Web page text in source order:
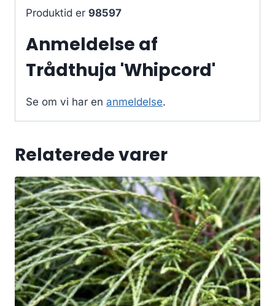
Produktid er 98597
Anmeldelse af
Trådthuja 'Whipcord'
Se om vi har en anmeldelse.
Relaterede varer